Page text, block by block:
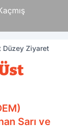
Düzey Ziyaret
Sarı ve